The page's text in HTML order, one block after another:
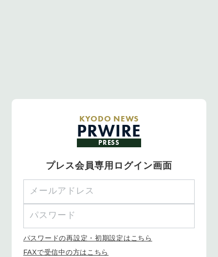
KYODO NEWS
PRWIRE
PRESS
プレス会員専用ログイン画面
パスワードの再設定・初期設定はこちら
FAXで受信中の方はこちら